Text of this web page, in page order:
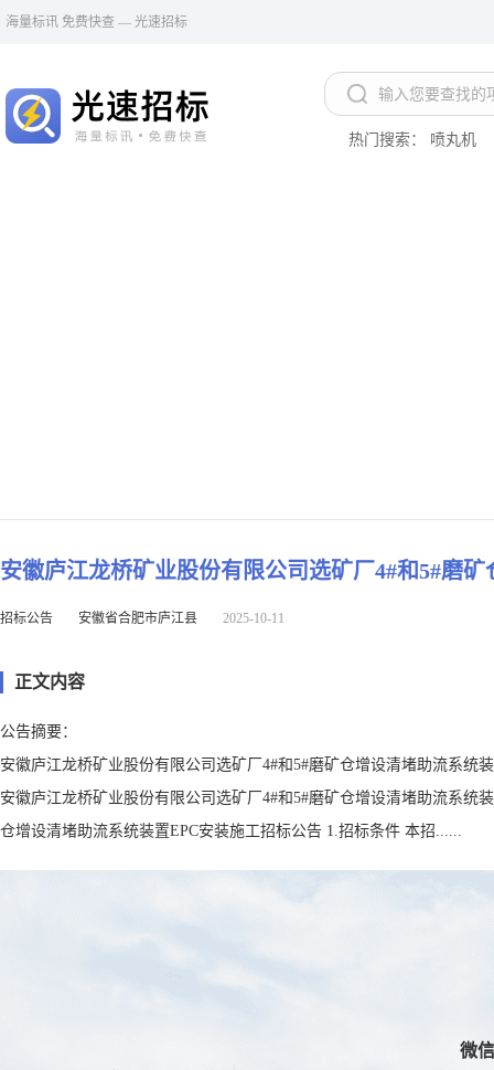
海量标讯 免费快查 — 光速招标
热门搜索： 喷丸机
安徽庐江龙桥矿业股份有限公司选矿厂4#和5#磨
招标公告 安徽省合肥市庐江县 2025-10-11
正文内容
公告摘要：
安徽庐江龙桥矿业股份有限公司选矿厂4#和5#磨矿仓增设清堵助流系统
安徽庐江龙桥矿业股份有限公司选矿厂4#和5#磨矿仓增设清堵助流系统
仓增设清堵助流系统装置EPC安装施工招标公告 1.招标条件 本招......
微